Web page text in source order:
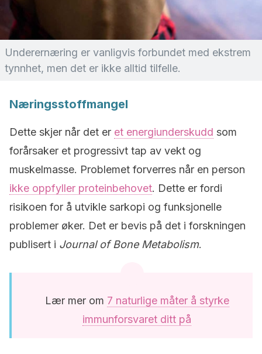
Underernæring er vanligvis forbundet med ekstrem
tynnhet, men det er ikke alltid tilfelle.
Næringsstoffmangel
Dette skjer når det er et energiunderskudd som
forårsaker et progressivt tap av vekt og
muskelmasse. Problemet forverres når en person
ikke oppfyller proteinbehovet. Dette er fordi
risikoen for å utvikle sarkopi og funksjonelle
problemer øker. Det er bevis på det i forskningen
publisert i Journal of Bone Metabolism.
Lær mer om 7 naturlige måter å styrke
immunforsvaret ditt på